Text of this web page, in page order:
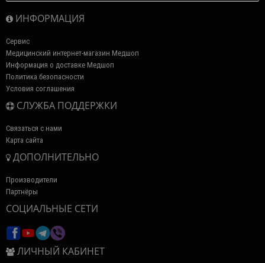
ИНФОРМАЦИЯ
Сервис
Медицинский интернет-магазин Медшоп
Информация о доставке Медшоп
Политика безопасности
Условия соглашения
СЛУЖБА ПОДДЕРЖКИ
Связаться с нами
Карта сайта
ДОПОЛНИТЕЛЬНО
Производители
Партнёры
СОЦИАЛЬНЫЕ СЕТИ
ЛИЧНЫЙ КАБИНЕТ